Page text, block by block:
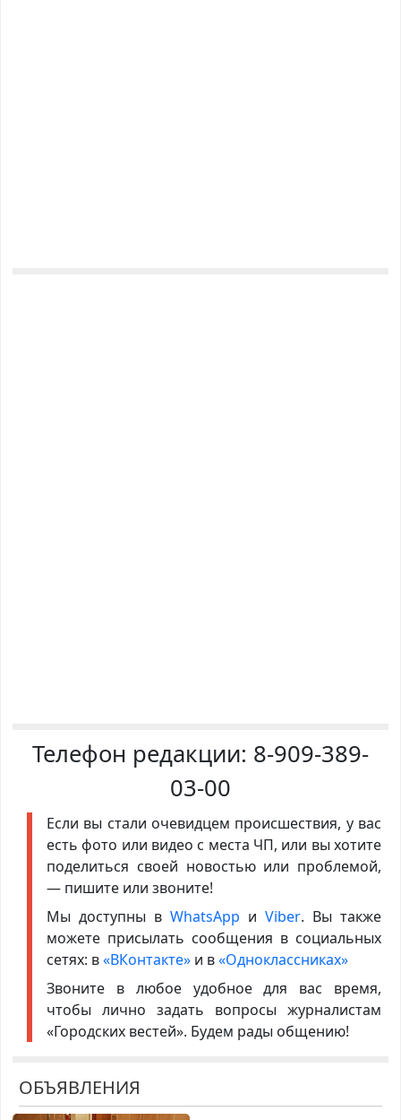
Телефон редакции: 8-909-389-
03-00
Если вы стали очевидцем происшествия, у вас
есть фото или видео с места ЧП, или вы хотите
поделиться своей новостью или проблемой,
— пишите или звоните!
Мы доступны в WhatsApp иViber. Вы также
можете присылать сообщения в социальных
сетях: в«ВКонтакте»и в«Одноклассниках»
Звоните в любое удобное для вас время,
чтобы лично задать вопросы журналистам
«Городских вестей». Будем рады общению!
ОБЪЯВЛЕНИЯ